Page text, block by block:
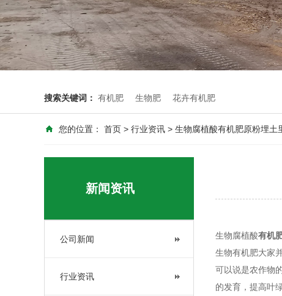
搜索关键词： 有机肥 生物肥 花卉有机肥
您的位置： 首页 > 行业资讯 > 生物腐植酸有机肥原粉埋土
新闻资讯
公司新闻
行业资讯
生物腐植酸有机
生物有机肥大家
可以说是农作物
的发育，提高叶